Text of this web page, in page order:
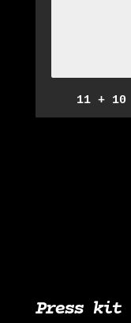
11 + 10
Alternative:
Press kit